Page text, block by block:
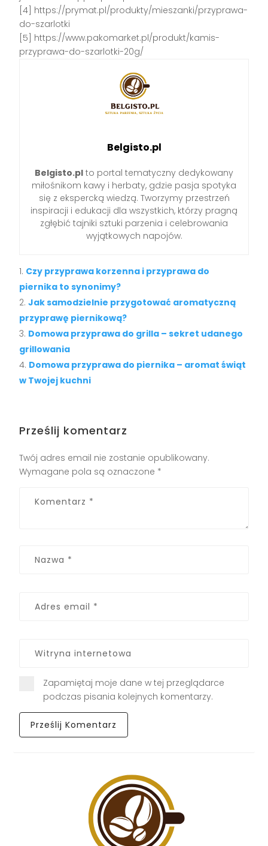
[4] https://prymat.pl/produkty/mieszanki/przyprawa-
do-szarlotki
[5] https://www.pakomarket.pl/produkt/kamis-
przyprawa-do-szarlotki-20g/
Belgisto.pl
Belgisto.pl to portal tematyczny dedykowany
miłośnikom kawy i herbaty, gdzie pasja spotyka
się z ekspercką wiedzą. Tworzymy przestrzeń
inspiracji i edukacji dla wszystkich, którzy pragną
zgłębić tajniki sztuki parzenia i celebrowania
wyjątkowych napojów.
Czy przyprawa korzenna i przyprawa do
piernika to synonimy?
Jak samodzielnie przygotować aromatyczną
przyprawę piernikową?
Domowa przyprawa do grilla – sekret udanego
grillowania
Domowa przyprawa do piernika – aromat świąt
w Twojej kuchni
Prześlij komentarz
Twój adres email nie zostanie opublikowany.
Wymagane pola są oznaczone *
Zapamiętaj moje dane w tej przeglądarce
podczas pisania kolejnych komentarzy.